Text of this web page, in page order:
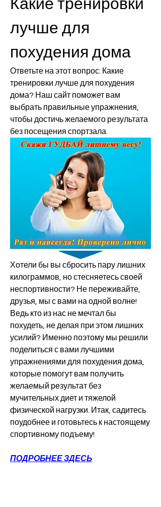
Какие тренировки
лучше для
похудения дома
Ответьте на этот вопрос: Какие
тренировки лучше для похудения
дома? Наш сайт поможет вам
выбрать правильные упражнения,
чтобы достичь желаемого результата
без посещения спортзала.
Хотели бы вы сбросить пару лишних
килограммов, но стесняетесь своей
неспортивности? Не переживайте,
друзья, мы с вами на одной волне!
Ведь кто из нас не мечтал бы
похудеть, не делая при этом лишних
усилий? Именно поэтому мы решили
поделиться с вами лучшими
упражнениями для похудения дома,
которые помогут вам получить
желаемый результат без
мучительных диет и тяжелой
физической нагрузки. Итак, садитесь
поудобнее и готовьтесь к настоящему
спортивному подъему!
ПОДРОБНЕЕ ЗДЕСЬ